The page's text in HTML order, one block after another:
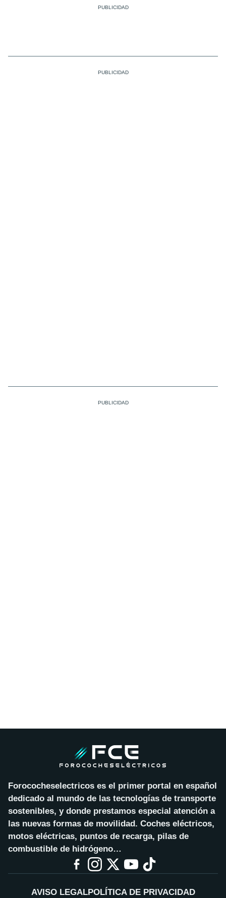
Forococheselectricos es el primer portal en español
dedicado al mundo de las tecnologías de transporte
sostenibles, y donde prestamos especial atención a
las nuevas formas de movilidad. Coches eléctricos,
motos eléctricas, puntos de recarga, pilas de
combustible de hidrógeno…
AVISO LEGALPOLÍTICA DE PRIVACIDAD